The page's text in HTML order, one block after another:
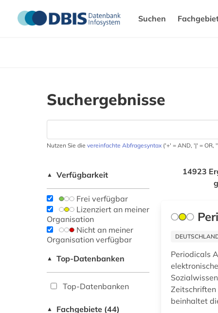
Suchen
Suchergebnisse
Nutzen Sie die vereinfachte Abfragesyntax ('+' = AND, '|' = OR,
▲ Verfügbarkeit
Frei verfügbar
Lizenziert an meiner
Organisation
Nicht an meiner
Organisation verfügbar
▲ Top-Datenbanken
Top-Datenbanken
▲ Fachgebiete (44)
14923
Periodicals
Zeitschriften
beinhaltet